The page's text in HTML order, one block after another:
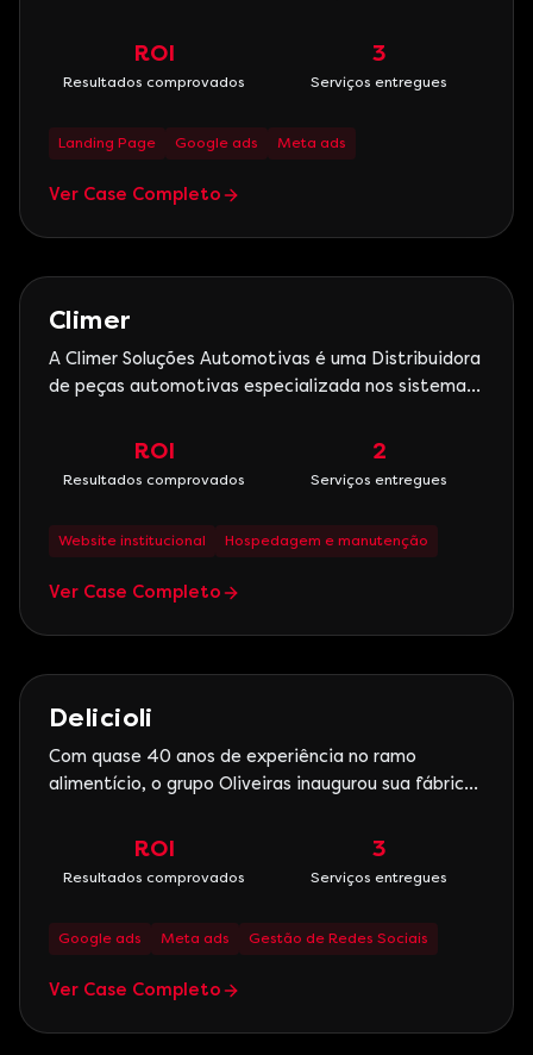
comprometimento, valores que identificam e
primor
ROI
Resultados comprovados
3
Serviços entregues
Landing Page Google ads Meta ads
Ver Case Completo
Automotivo
Climer
A Climer Soluções Automotivas é uma Distribuidora
de peças automotivas especializada nos sistemas
história começou a partir da manutenção e
ROI
Resultados comprovados
2
Serviços entregues
Website institucional Hospedagem e manutenção
Ver Case Completo
Serviços
Delicioli
Com quase 40 anos de experiência no ramo
alimentício, o grupo Oliveiras inaugurou sua fábrica
Delicioli. Utilizando apenas ingredientes
ROI
Resultados comprovados
3
Serviços entregues
Google ads Meta ads Gestão de Redes Sociais
Ver Case Completo